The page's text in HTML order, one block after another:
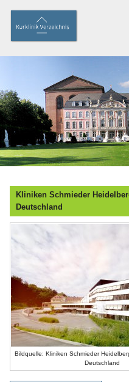
Kliniken Schmieder
Deutschland
Bildquelle: Kliniken Schmieder
Deutschland